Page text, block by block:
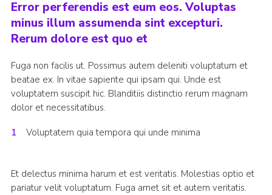
Error perferendis est eum eos. Voluptas
minus illum assumenda sint excepturi.
Rerum dolore est quo et
Fuga non facilis ut. Possimus autem deleniti voluptatum et
beatae ex. In vitae sapiente qui ipsam qui. Unde est
voluptatem suscipit hic. Blanditiis distinctio rerum magnam
dolor et necessitatibus.
Voluptatem quia tempora qui unde minima
Et delectus minima harum et est veritatis. Molestias optio et
pariatur velit voluptatum. Fuga amet sit et autem veritatis.